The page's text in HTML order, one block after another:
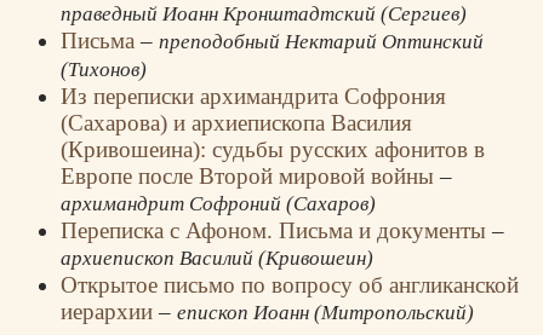
праведный Иоанн Кронштадтский (Сергиев)
Письма– преподобный Нектарий Оптинский
(Тихонов)
Из переписки архимандрита Софрония
(Сахарова) и архиепископа Василия
(Кривошеина): судьбы русских афонитов в
Европе после Второй мировой войны–
архимандрит Софроний (Сахаров)
Переписка с Афоном. Письма и документы–
архиепископ Василий (Кривошеин)
Открытое письмо по вопросу об англиканской
иерархии– епископ Иоанн (Митропольский)